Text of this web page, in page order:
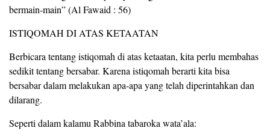
bermain-main” (Al Fawaid : 56)
ISTIQOMAH DI ATAS KETAATAN
Berbicara tentang istiqomah di atas ketaatan, kita perlu membahas
sedikit tentang bersabar. Karena istiqomah berarti kita bisa
bersabar dalam melakukan apa-apa yang telah diperintahkan dan
dilarang.
Seperti dalam kalamu Rabbina tabaroka wata’ala: